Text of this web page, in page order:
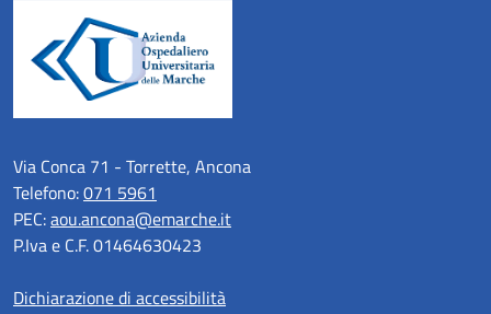
Via Conca 71 - Torrette, Ancona
Telefono:071 5961
PEC:aou.ancona@emarche.it
P.Iva e C.F. 01464630423
Dichiarazione di accessibilità